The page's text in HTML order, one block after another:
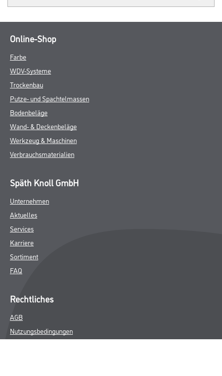
Online-Shop
Farbe
WDV-Systeme
Trockenbau
Putze- und Spachtelmassen
Bodenbeläge
Wand- & Deckenbeläge
Werkzeug & Maschinen
Verbrauchsmaterialien
Späth Knoll GmbH
Unternehmen
Aktuelles
Services
Karriere
Sortiment
FAQ
Rechtliches
AGB
Nutzungsbedingungen